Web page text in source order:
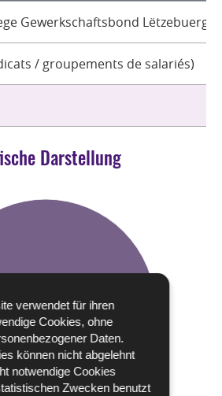
verwendet für ihren
Cookies, ohne
Daten.
können nicht abgelehnt
notwendige Cookies
Zwecken benutzt
Gewerkschaftsbond
/ groupements de salariés)
Darstellung